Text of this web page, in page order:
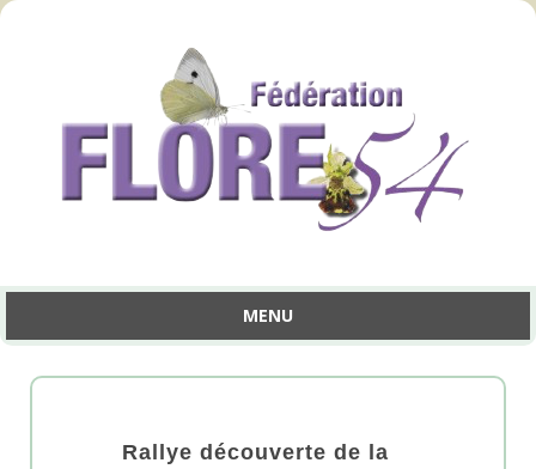
MENU
Aller
Rallye découverte de la